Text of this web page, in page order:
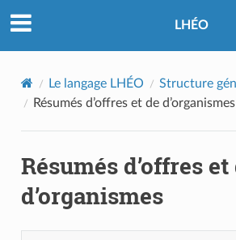
LHÉO
Le langage LHÉO
Structure
Résumés d’offres et de d’organismes
Résumés d’offres et
d’organismes